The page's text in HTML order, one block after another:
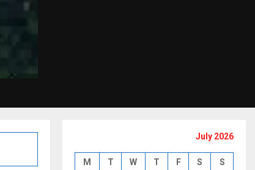
July 2026
M T W T F S S